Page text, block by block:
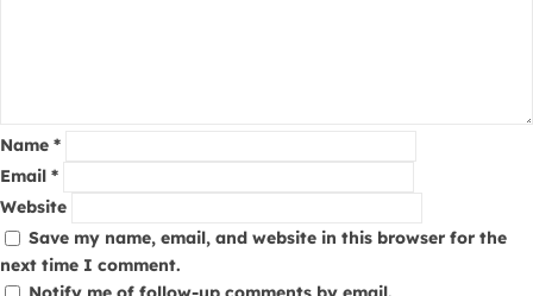
Name *
Email *
Website
Save my name, email, and website in this browser for the
next time I comment.